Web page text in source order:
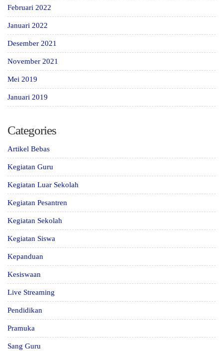
Februari 2022
Januari 2022
Desember 2021
November 2021
Mei 2019
Januari 2019
Categories
Artikel Bebas
Kegiatan Guru
Kegiatan Luar Sekolah
Kegiatan Pesantren
Kegiatan Sekolah
Kegiatan Siswa
Kepanduan
Kesiswaan
Live Streaming
Pendidikan
Pramuka
Sang Guru